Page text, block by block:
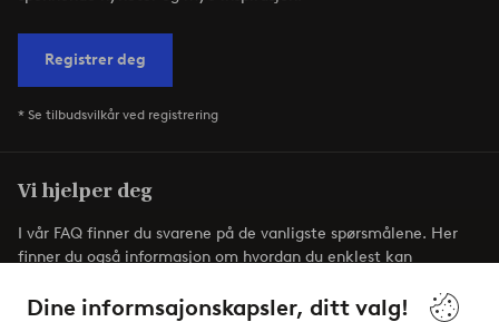
Dine informsajonskapsler, ditt valg!
Registrer deg
* Se tilbudsvilkår ved registrering
Vi hjelper deg
I vår FAQ finner du svarene på de vanligste spørsmålene. Her
finner du også informasjon om hvordan du enklest kan